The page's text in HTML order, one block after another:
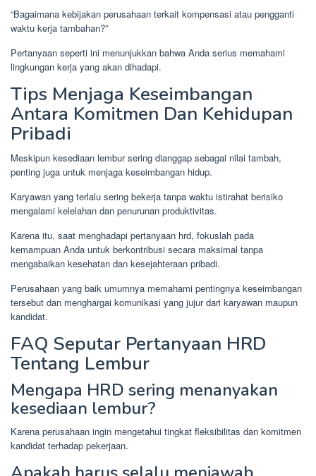
“Bagaimana kebijakan perusahaan terkait kompensasi atau pengganti
waktu kerja tambahan?”
Pertanyaan seperti ini menunjukkan bahwa Anda serius memahami
lingkungan kerja yang akan dihadapi.
Tips Menjaga Keseimbangan
Antara Komitmen Dan Kehidupan
Pribadi
Meskipun kesediaan lembur sering dianggap sebagai nilai tambah,
penting juga untuk menjaga keseimbangan hidup.
Karyawan yang terlalu sering bekerja tanpa waktu istirahat berisiko
mengalami kelelahan dan penurunan produktivitas.
Karena itu, saat menghadapi pertanyaan hrd, fokuslah pada
kemampuan Anda untuk berkontribusi secara maksimal tanpa
mengabaikan kesehatan dan kesejahteraan pribadi.
Perusahaan yang baik umumnya memahami pentingnya keseimbangan
tersebut dan menghargai komunikasi yang jujur dari karyawan maupun
kandidat.
FAQ Seputar Pertanyaan HRD
Tentang Lembur
Mengapa HRD sering menanyakan
kesediaan lembur?
Karena perusahaan ingin mengetahui tingkat fleksibilitas dan komitmen
kandidat terhadap pekerjaan.